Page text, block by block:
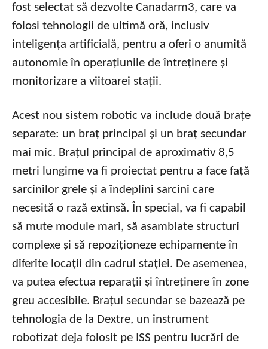
fost selectat să dezvolte Canadarm3, care va
folosi tehnologii de ultimă oră, inclusiv
inteligența artificială, pentru a oferi o anumită
autonomie în operațiunile de întreținere și
monitorizare a viitoarei stații.
Acest nou sistem robotic va include două brațe
separate: un braț principal și un braț secundar
mai mic. Brațul principal de aproximativ 8,5
metri lungime va fi proiectat pentru a face față
sarcinilor grele și a îndeplini sarcini care
necesită o rază extinsă. În special, va fi capabil
să mute module mari, să asamblate structuri
complexe și să repoziționeze echipamente în
diferite locații din cadrul stației. De asemenea,
va putea efectua reparații și întreținere în zone
greu accesibile. Brațul secundar se bazează pe
tehnologia de la Dextre, un instrument
robotizat deja folosit pe ISS pentru lucrări de